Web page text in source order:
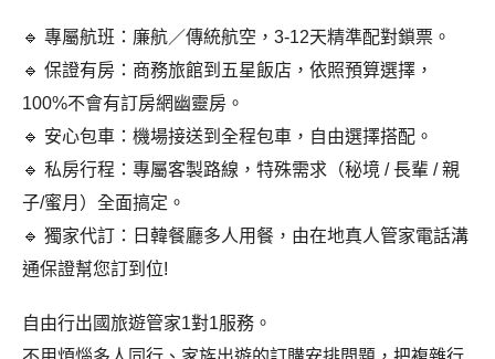
🔹 專屬航班：廉航／傳統航空，3-12天精準配對鎖票。
🔹 保證有房：商務旅館到五星飯店，依照預算選擇，
100%不會有訂房網幽靈房。
🔹 安心包車：機場接送到全程包車，自由選擇搭配。
🔹 私房行程：專屬客製路線，特殊需求（秘境 / 長輩 / 親
子/蜜月）全面搞定。
🔹 獨家代訂：日韓餐廳多人用餐，由在地真人管家電話溝
通保證幫您訂到位!
自由行出國旅遊管家1對1服務。